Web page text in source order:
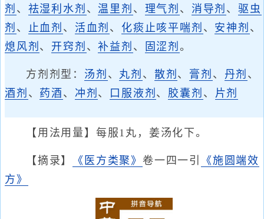
剂 、 祛湿利水剂 、温里剂 、 理气剂 、 消导剂 、驱虫
剂 、 止血剂 、 活血剂 、 化痰止咳平喘剂 、 安神剂 、
熄风剂 、 开窍剂 、补益剂 、 固涩剂。
方剂剂型： 汤剂 、 丸剂 、 散剂 、 膏剂 、 丹剂 、
酒剂 、 药酒 、 冲剂 、 口服液剂 、 胶囊剂 、 片剂
【用法用量】每服1丸，姜汤化下。
【摘录】 《医方类聚》卷一四一引
《施圆端效
方》